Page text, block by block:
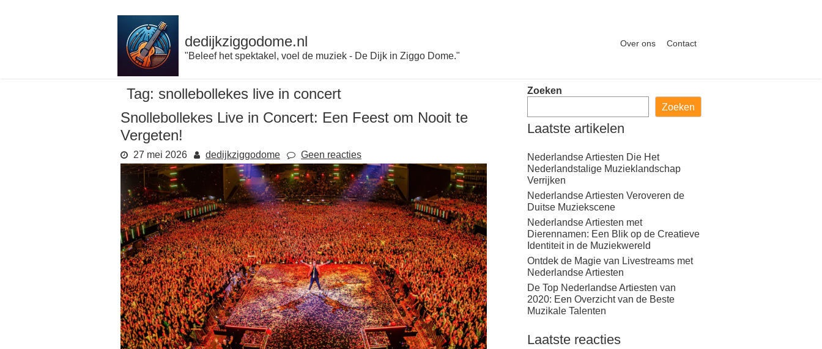
dedijkziggodome.nl
"Beleef het spektakel, voel de muziek - De Dijk in Ziggo Dome."
Over ons Contact
Tag: snollebollekes live in concert
Snollebollekes Live in Concert: Een Feest om Nooit te
Vergeten!
27 mei 2026 dedijkziggodome Geen reacties
Zoeken
Zoeken
Laatste artikelen
Nederlandse Artiesten Die Het
Nederlandstalige Muzieklandschap
Verrijken
Nederlandse Artiesten Veroveren de
Duitse Muziekscene
Nederlandse Artiesten met
Dierennamen: Een Blik op de Creatieve
Identiteit in de Muziekwereld
Ontdek de Magie van Livestreams met
Nederlandse Artiesten
De Top Nederlandse Artiesten van
2020: Een Overzicht van de Beste
Muzikale Talenten
Laatste reacties